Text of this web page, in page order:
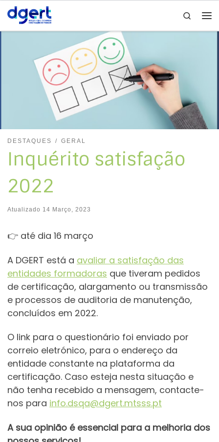
Skip to content
Search
DESTAQUES GERAL
Inquérito satisfação
2022
Atualizado 14 Março, 2023
👉 até dia 16 março
A DGERT está a avaliar a satisfação das
entidades formadoras que tiveram pedidos
de certificação, alargamento ou transmissão
e processos de auditoria de manutenção,
concluídos em 2022.
O link para o questionário foi enviado por
correio eletrónico, para o endereço da
entidade constante na plataforma da
certificação. Caso esteja nesta situação e
não tenha recebido a mensagem, contacte-
nos para info.dsqa@dgert.mtsss.pt
A sua opinião é essencial para a melhoria dos